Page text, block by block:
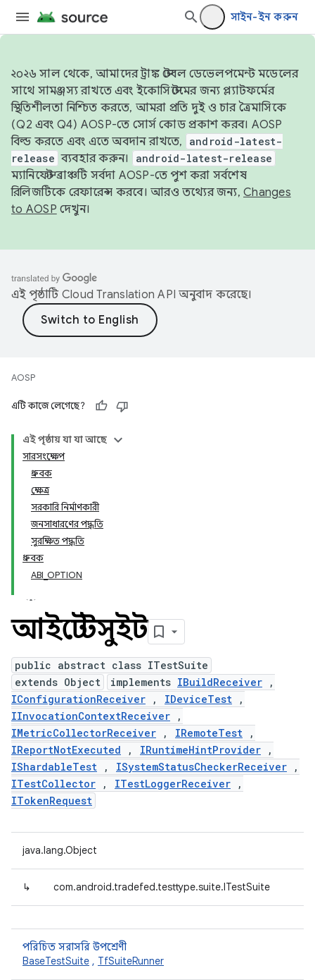
সাইন-ইন করুন
২০২৬ সাল থেকে, আমাদের ট্রাঙ্ক স্টেবল ডেভেলপমেন্ট মডেলের
সাথে সামঞ্জস্য রাখতে এবং ইকোসিস্টেমের জন্য প্ল্যাটফর্মের
স্থিতিশীলতা নিশ্চিত করতে, আমরা প্রতি দুই ও চার ত্রৈমাসিকে
(Q2 এবং Q4) AOSP-তে সোর্স কোড প্রকাশ করব। AOSP
বিল্ড করতে এবং এতে অবদান রাখতে,
android-latest-
release ব্যবহার করুন। android-latest-release
ম্যানিফেস্ট ব্রাঞ্চটি সর্বদা AOSP-তে পুশ করা সর্বশেষ
রিলিজটিকে রেফারেন্স করবে। আরও তথ্যের জন্য, Changes
to AOSP দেখুন।
এই পৃষ্ঠাটি Cloud Translation API অনুবাদ করেছে।
AOSP
এটি কাজে লেগেছে?
এই পৃষ্ঠায় যা যা আছে
সারসংক্ষেপ
ধ্রুবক
ক্ষেত্র
সরকারি নির্মাণকারী
জনসাধারণের পদ্ধতি
সুরক্ষিত পদ্ধতি
ধ্রুবক
ABI_OPTION
আইটেস্টসুইট
public abstract class ITestSuite
extends Object
implements IBuildReceiver ,
IConfigurationReceiver , IDeviceTest ,
IInvocationContextReceiver ,
IMetricCollectorReceiver , IRemoteTest ,
IReportNotExecuted , IRuntimeHintProvider ,
IShardableTest , ISystemStatusCheckerReceiver ,
ITestCollector , ITestLoggerReceiver ,
ITokenRequest
java.lang.Object
↳ com.android.tradefed.testtype.suite.ITestSuite
পরিচিত সরাসরি উপশ্রেণী
BaseTestSuite , TfSuiteRunner